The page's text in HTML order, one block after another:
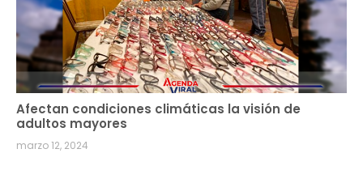
Afectan condiciones climáticas la visión de
adultos mayores
marzo 12, 2024